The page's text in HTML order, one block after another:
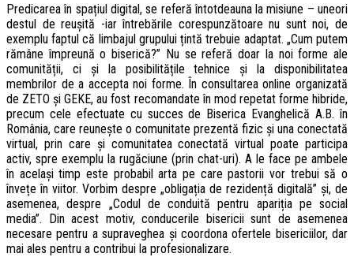
Predicarea în spațiul digital, se referă întotdeauna la misiune – uneori
destul de reușită -iar întrebările corespunzătoare nu sunt noi, de
exemplu faptul că limbajul grupului țintă trebuie adaptat. „Cum putem
rămâne împreună o biserică?” Nu se referă doar la noi forme ale
comunității, ci și la posibilitățile tehnice și la disponibilitatea
membrilor de a accepta noi forme. În consultarea online organizată
de ZETO și GEKE, au fost recomandate în mod repetat forme hibride,
precum cele efectuate cu succes de Biserica Evanghelică A.B. în
România, care reunește o comunitate prezentă fizic și una conectată
virtual, prin care și comunitatea conectată virtual poate participa
activ, spre exemplu la rugăciune (prin chat-uri). A le face pe ambele
în același timp este probabil arta pe care pastorii vor trebui să o
învețe în viitor. Vorbim despre „obligația de rezidență digitală” și, de
asemenea, despre „Codul de conduită pentru apariția pe social
media”. Din acest motiv, conducerile bisericii sunt de asemenea
necesare pentru a supraveghea și coordona ofertele bisericiilor, dar
mai ales pentru a contribui la profesionalizare.